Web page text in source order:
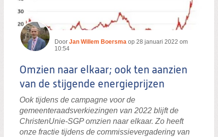
Door Jan Willem Boersma op 28 januari 2022 om
10:54
Omzien naar elkaar; ook ten aanzien
van de stijgende energieprijzen
Ook tijdens de campagne voor de
gemeenteraadsverkiezingen van 2022 blijft de
ChristenUnie-SGP omzien naar elkaar. Zo heeft
onze fractie tijdens de commissievergadering van